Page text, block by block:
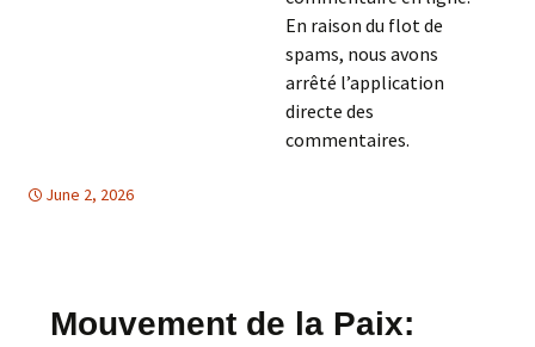
En raison du flot de
spams, nous avons
arrêté l’application
directe des
commentaires.
June 2, 2026
Mouvement de la Paix: